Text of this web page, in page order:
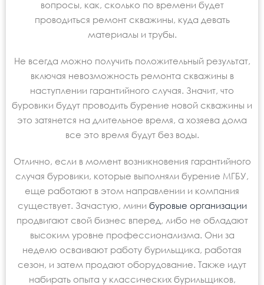
вопросы, как, сколько по времени будет
проводиться ремонт скважины, куда девать
материалы и трубы.
Не всегда можно получить положительный результат,
включая невозможность ремонта скважины в
наступлении гарантийного случая. Значит, что
буровики будут проводить бурение новой скважины и
это затянется на длительное время, а хозяева дома
все это время будут без воды.
Отлично, если в момент возникновения гарантийного
случая буровики, которые выполняли бурение МГБУ,
еще работают в этом направлении и компания
существует. Зачастую, мини буровые организации
продвигают свой бизнес вперед, либо не обладают
высоким уровне профессионализма. Они за
неделю осваивают работу бурильщика, работая
сезон, и затем продают оборудование. Также идут
набирать опыта у классических бурильщиков,